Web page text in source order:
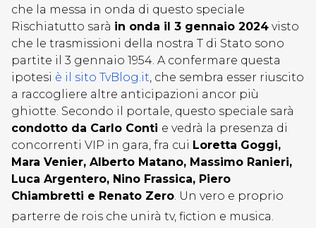
che la messa in onda di questo speciale
Rischiatutto sarà in onda il 3 gennaio 2024 visto
che le trasmissioni della nostra T di Stato sono
partite il 3 gennaio 1954. A confermare questa
ipotesi è il sito TvBlog.it, che sembra esser riuscito
a raccogliere altre anticipazioni ancor più
ghiotte. Secondo il portale, questo speciale sarà
condotto da Carlo Conti e vedrà la presenza di
concorrenti VIP in gara, fra cui Loretta Goggi,
Mara Venier, Alberto Matano, Massimo Ranieri,
Luca Argentero, Nino Frassica, Piero
Chiambretti e Renato Zero. Un vero e proprio
parterre de rois che unirà tv, fiction e musica.